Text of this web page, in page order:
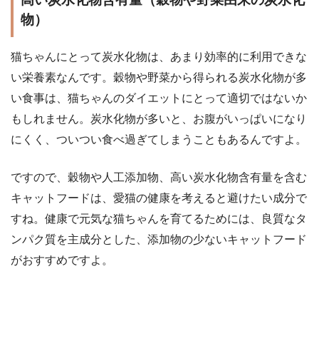
物）
猫ちゃんにとって炭水化物は、あまり効率的に利用できな
い栄養素なんです。穀物や野菜から得られる炭水化物が多
い食事は、猫ちゃんのダイエットにとって適切ではないか
もしれません。炭水化物が多いと、お腹がいっぱいになり
にくく、ついつい食べ過ぎてしまうこともあるんですよ。
ですので、穀物や人工添加物、高い炭水化物含有量を含む
キャットフードは、愛猫の健康を考えると避けたい成分で
すね。健康で元気な猫ちゃんを育てるためには、良質なタ
ンパク質を主成分とした、添加物の少ないキャットフード
がおすすめですよ。